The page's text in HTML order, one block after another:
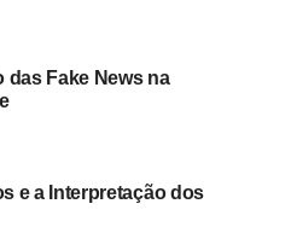
das Fake News na
e a Interpretação dos